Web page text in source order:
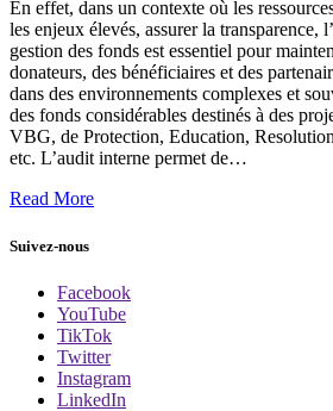
En effet, dans un contexte où les
les enjeux élevés, assurer la transparence,
gestion des fonds est essentiel pour
donateurs, des bénéficiaires et des
dans des environnements complexes et
des fonds considérables destinés à des
VBG, de Protection, Education,
etc. L’audit interne permet de…
Read More
Suivez-nous
Facebook
YouTube
TikTok
Twitter
Instagram
LinkedIn